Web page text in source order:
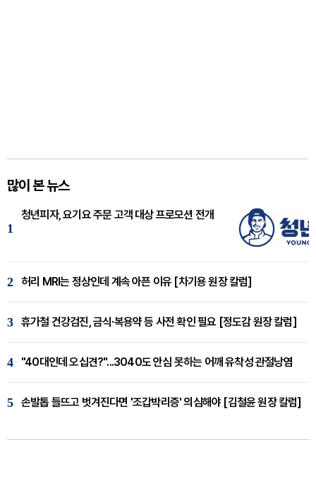
많이 본 뉴스
1
청년피자, 요기요 주문 고객 대상 프로모션 전개
2 허리 MRI는 정상인데 계속 아픈 이유 [차기용 원장 칼럼]
3 휴가철 건강검진, 금식·복용약 등 사전 확인 필요 [정도감 원장 칼럼]
4 "40대인데 오십견?"...3040도 안심 못하는 어깨 유착성 관절낭염
5 손발톱 들뜨고 벗겨진다면 '조갑박리증' 의심해야 [김철윤 원장 칼럼]